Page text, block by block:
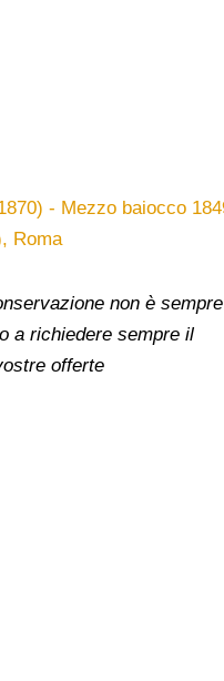
non è sempre
a richiedere sempre il
offerte